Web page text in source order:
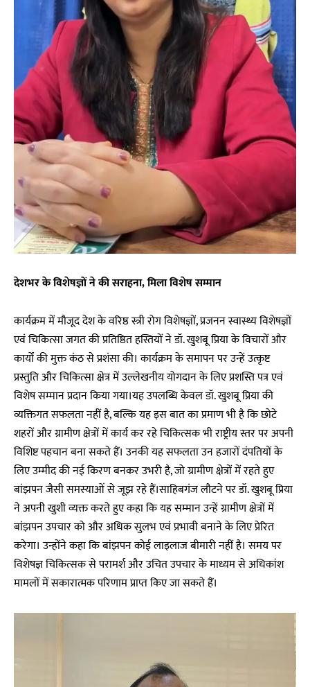
देशभर के विशेषज्ञों ने की सराहना, मिला विशेष सम्मान
कार्यक्रम में मौजूद देश के वरिष्ठ स्त्री रोग विशेषज्ञों, प्रजनन स्वास्थ्य विशेषज्ञों
एवं चिकित्सा जगत की प्रतिष्ठित हस्तियों ने डॉ. खुशबू प्रिया के विचारों और
कार्यों की मुक्त कंठ से प्रशंसा की। कार्यक्रम के समापन पर उन्हें उत्कृष्ट
प्रस्तुति और चिकित्सा क्षेत्र में उल्लेखनीय योगदान के लिए प्रशस्ति पत्र एवं
विशेष सम्मान प्रदान किया गया।यह उपलब्धि केवल डॉ. खुशबू प्रिया की
व्यक्तिगत सफलता नहीं है, बल्कि यह इस बात का प्रमाण भी है कि छोटे
शहरों और ग्रामीण क्षेत्रों में कार्य कर रहे चिकित्सक भी राष्ट्रीय स्तर पर अपनी
विशिष्ट पहचान बना सकते हैं। उनकी यह सफलता उन हजारों दंपतियों के
लिए उम्मीद की नई किरण बनकर उभरी है, जो ग्रामीण क्षेत्रों में रहते हुए
बांझपन जैसी समस्याओं से जूझ रहे हैं।साहिबगंज लौटने पर डॉ. खुशबू प्रिया
ने अपनी खुशी व्यक्त करते हुए कहा कि यह सम्मान उन्हें ग्रामीण क्षेत्रों में
बांझपन उपचार को और अधिक सुलभ एवं प्रभावी बनाने के लिए प्रेरित
करेगा। उन्होंने कहा कि बांझपन कोई लाइलाज बीमारी नहीं है। समय पर
विशेषज्ञ चिकित्सक से परामर्श और उचित उपचार के माध्यम से अधिकांश
मामलों में सकारात्मक परिणाम प्राप्त किए जा सकते हैं।